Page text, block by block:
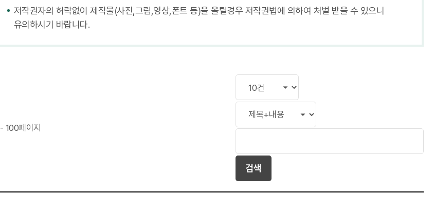
저작권자의 허락없이 제작물(사진,그림,영상,폰트 등)을 올릴경우 저작권법에 의하여 처벌 받을 수 있으니
유의하시기 바랍니다.
- 100페이지
검색